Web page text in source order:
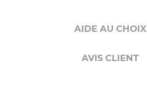
AIDE AU CHOIX
AVIS CLIENT